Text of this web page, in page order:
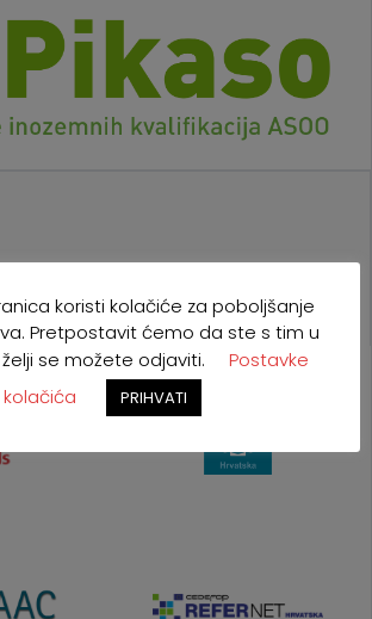
koristi kolačiće za poboljšanje
Pretpostavit ćemo da ste s tim u
se možete odjaviti.
Postavke
kolačića
PRIHVATI